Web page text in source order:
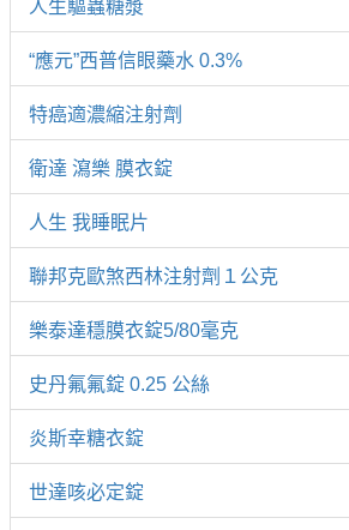
人生驅蟲糖漿
“應元”西普信眼藥水 0.3%
特癌適濃縮注射劑
衛達 瀉樂 膜衣錠
人生 我睡眠片
聯邦克歐煞西林注射劑１公克
樂泰達穩膜衣錠5/80毫克
史丹氟氟錠 0.25 公絲
炎斯幸糖衣錠
世達咳必定錠